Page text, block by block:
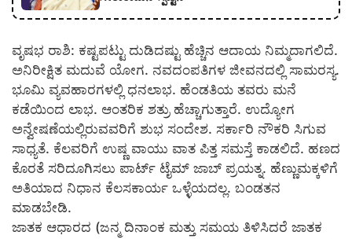
ವೃಷಭ ರಾಶಿ: ಕಷ್ಟಪಟ್ಟು ದುಡಿದಷ್ಟು ಹೆಚ್ಚಿನ ಆದಾಯ ನಿಮ್ಮದಾಗಲಿದೆ.
ಅನಿರೀಕ್ಷಿತ ಮದುವೆ ಯೋಗ. ನವದಂಪತಿಗಳ ಜೀವನದಲ್ಲಿ ಸಾಮರಸ್ಯ.
ಭೂಮಿ ವ್ಯವಹಾರಗಳಲ್ಲಿ ಧನಲಾಭ. ಹೆಂಡತಿಯ ತವರು ಮನೆ
ಕಡೆಯಿಂದ ಲಾಭ. ಆಂತರಿಕ ಶತ್ರು ಹೆಚ್ಚಾಗುತ್ತಾರೆ. ಉದ್ಯೋಗ
ಅನ್ವೇಷಣೆಯಲ್ಲಿರುವವರಿಗೆ ಶುಭ ಸಂದೇಶ. ಸರ್ಕಾರಿ ನೌಕರಿ ಸಿಗುವ
ಸಾಧ್ಯತೆ. ಕೆಲವರಿಗೆ ಉಷ್ಣ ವಾಯು ವಾತ ಪಿತ್ತ ಸಮಸ್ತೆ ಕಾಡಲಿದೆ. ಹಣದ
ಕೊರತೆ ಸರಿದೂಗಿಸಲು ಪಾರ್ಟ್ ಟೈಮ್ ಜಾಬ್ ಪ್ರಯತ್ನ. ಹೆಣ್ಣುಮಕ್ಕಳಿಗೆ
ಅತಿಯಾದ ನಿಧಾನ ಕೆಲಸಕಾರ್ಯ ಒಳ್ಳೆಯದಲ್ಲ. ಬಂಡತನ
ಮಾಡಬೇಡಿ.
ಜಾತಕ ಆಧಾರದ (ಜನ್ಮ ದಿನಾಂಕ ಮತ್ತು ಸಮಯ ತಿಳಿಸಿದರೆ ಜಾತಕ